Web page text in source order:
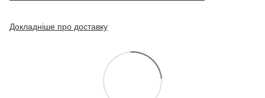
Докладніше про доставку